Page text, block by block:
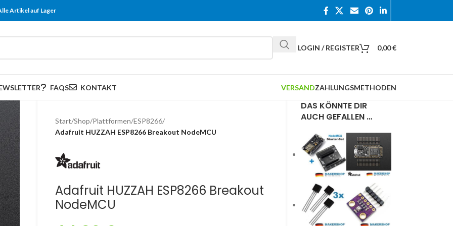
Artikel auf Lager
LOGIN / REGISTER 0,00€
FAQS KONTAKT VERSANDZAHLUNGSMETHODEN
Start/Shop/Plattformen/ESP8266/
Adafruit HUZZAH ESP8266 Breakout NodeMCU
Adafruit HUZZAH ESP8266 Breakout
NodeMCU
DAS KÖNNTE DIR
AUCH GEFALLEN …